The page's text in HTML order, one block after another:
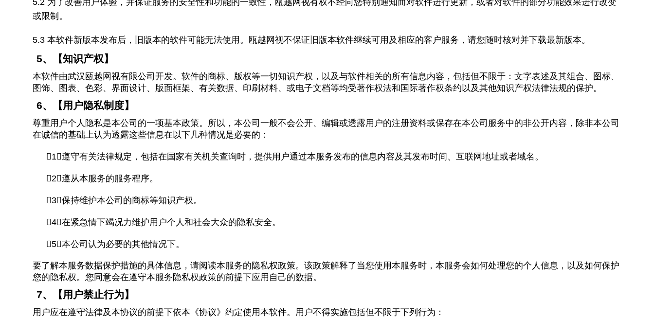
5.2 为了改善用户体验，并保证服务的安全性和功能的一致性，瓯越网视有权不经向您特别通知而对软件进行更新，或者对软件的部分功能效果进行改变
或限制。
5.3本软件新版本发布后，旧版本的软件可能无法使用。瓯越网视不保证旧版本软件继续可用及相应的客户服务，请您随时核对并下载最新版本。
5、【知识产权】
本软件由武汉瓯越网视有限公司开发。软件的商标、版权等一切知识产权，以及与软件相关的所有信息内容，包括但不限于：文字表述及其组合、图标、
图饰、图表、色彩、界面设计、版面框架、有关数据、印刷材料、或电子文档等均受著作权法和国际著作权条约以及其他知识产权法律法规的保护。
6、【用户隐私制度】
尊重用户个人隐私是本公司的一项基本政策。所以，本公司一般不会公开、编辑或透露用户的注册资料或保存在本公司服务中的非公开内容，除非本公司
在诚信的基础上认为透露这些信息在以下几种情况是必要的：
1）遵守有关法律规定，包括在国家有关机关查询时，提供用户通过本服务发布的信息内容及其发布时间、互联网地址或者域名。
2）遵从本服务的服务程序。
3）保持维护本公司的商标等知识产权。
4）在紧急情下竭况力维护用户个人和社会大众的隐私安全。
5）本公司认为必要的其他情况下。
要了解本服务数据保护措施的具体信息，请阅读本服务的隐私权政策。该政策解释了当您使用本服务时，本服务会如何处理您的个人信息，以及如何保护
您的隐私权。您同意会在遵守本服务隐私权政策的前提下应用自己的数据。
7、【用户禁止行为】
用户应在遵守法律及本协议的前提下依本《协议》约定使用本软件。用户不得实施包括但不限于下列行为：